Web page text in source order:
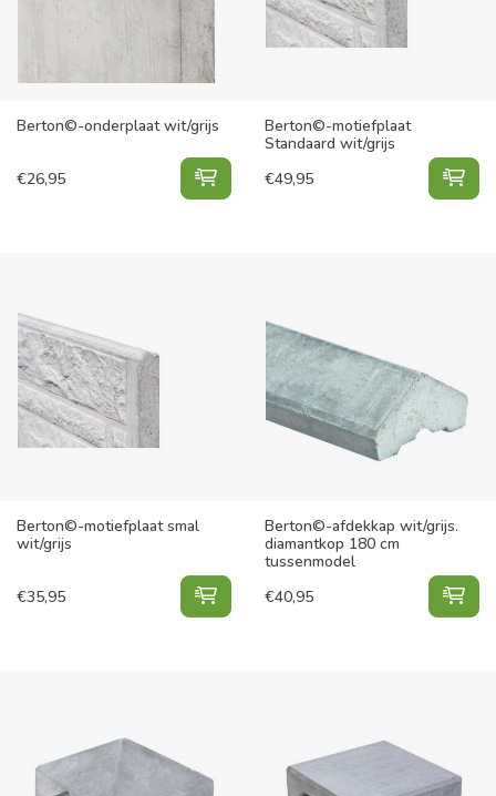
Berton©-onderplaat wit/grijs
€26,95 Berton©-onderplaat wit/grijs
Berton©-motiefplaat
Standaard wit/grijs
€49,95
Berton©-motiefplaat smal
wit/grijs
€35,95 Berton©-motiefplaat smal wit/grijs
Berton©-afdekkap wit/grijs.
diamantkop 180 cm
tussenmodel
€40,95